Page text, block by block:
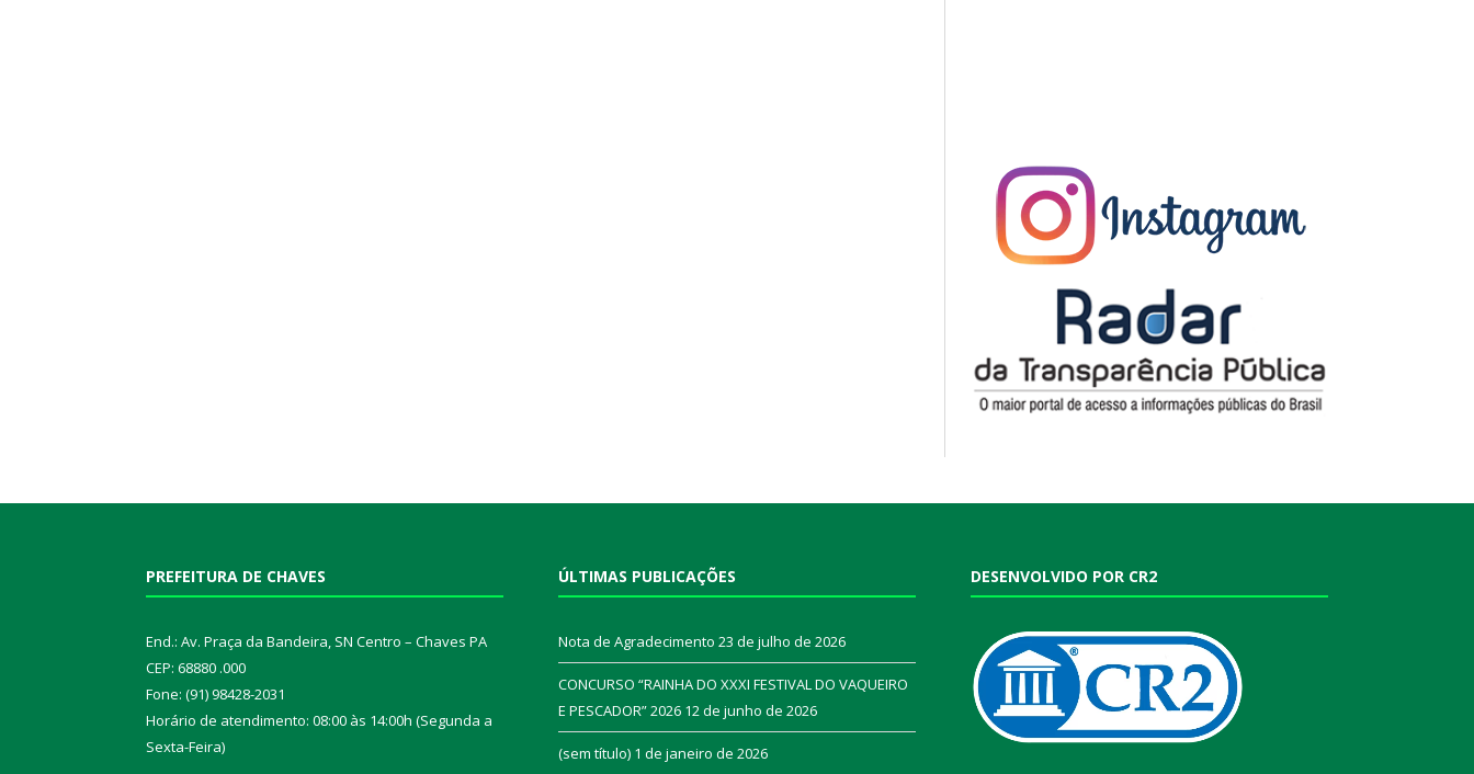
PREFEITURA DE CHAVES
End.: Av. Praça da Bandeira, SN Centro – Chaves PA
CEP: 68880 .000
Fone: (91) 98428-2031
Horário de atendimento: 08:00 às 14:00h (Segunda a
Sexta-Feira)
ÚLTIMAS PUBLICAÇÕES
Nota de Agradecimento 23 de julho de 2026
CONCURSO “RAINHA DO XXXI FESTIVAL DO VAQUEIRO
E PESCADOR” 2026 12 de junho de 2026
(sem título) 1 de janeiro de 2026
DESENVOLVIDO POR CR2